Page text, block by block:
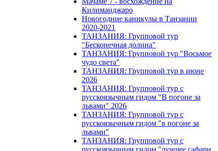
Килиманджаро
Новогодние каникулы в Танзании
2020-2021
ТАНЗАНИЯ: Групповой тур
"Бесконечная долина"
ТАНЗАНИЯ: Групповой тур "Восьмое
чудо света"
ТАНЗАНИЯ: Групповой тур в июне
2026
ТАНЗАНИЯ: Групповой тур с
русскоязычным гидом "В погоне за
львами" 2026
ТАНЗАНИЯ: Групповой тур с
русскоязычным гидом "в погоне за
львами"
ТАНЗАНИЯ: Групповой тур с
русскоязычным гидом "лучшее сафари